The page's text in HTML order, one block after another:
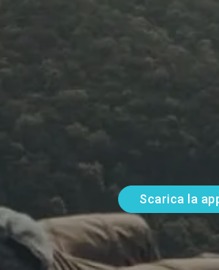
Scarica la